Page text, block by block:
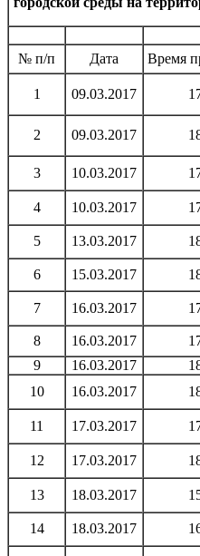
№ п/п Дата Время
1 09.03.2017
2 09.03.2017
3
10.03.2017
4
10.03.2017
5
13.03.2017
6 15.03.2017
7 16.03.2017
8
16.03.2017
9
16.03.2017
10
16.03.2017
11
17.03.2017
12
17.03.2017
13
18.03.2017
14 18.03.2017